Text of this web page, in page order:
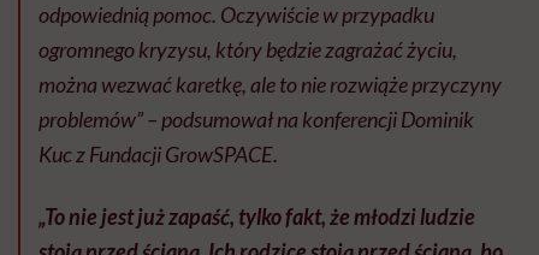
odpowiednią pomoc. Oczywiście w przypadku
ogromnego kryzysu, który będzie zagrażać życiu,
można wezwać karetkę, ale to nie rozwiąże przyczyny
problemów” – podsumował na konferencji Dominik
Kuc z Fundacji GrowSPACE.
„To nie jest już zapaść, tylko fakt, że młodzi ludzie